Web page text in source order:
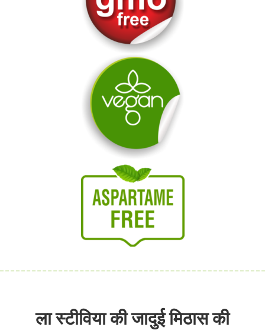
ला स्टीविया की जादुई मिठास की